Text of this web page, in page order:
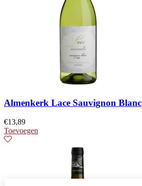
Almenkerk Lace Sauvignon Blanc
€13,89
Toevoegen